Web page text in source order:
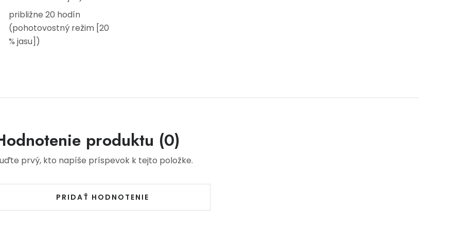
približne 20 hodín
(pohotovostný režim [20
% jasu])
produktu (0)
prvý, kto napíše príspevok k tejto položke.
PRIDAŤ HODNOTENIE